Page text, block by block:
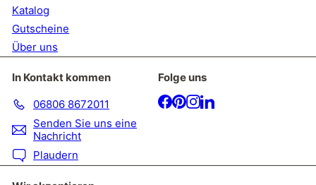
Katalog
Gutscheine
Über uns
In Kontakt kommen
06806 8672011
Senden Sie uns eine
Nachricht
Plaudern
Folge uns
Facebook
Pinterest
Instagram
LinkedIn